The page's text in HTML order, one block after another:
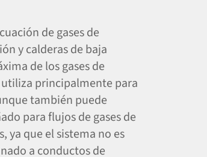
de gases de
y calderas de baja
de los gases de
utiliza principalmente para
también puede
para flujos de gases de
ya que el sistema no es
a conductos de